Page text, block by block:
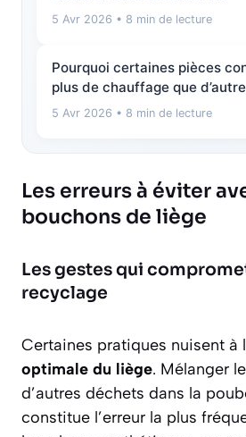
5 Avr 2026 • 8 min de lecture
Pourquoi certaines pièces
plus de chauffage que
5 Avr 2026 • 8 min de lecture
Les erreurs à éviter
bouchons de liège
Les gestes qui
recyclage
Certaines pratiques nuisent à
optimale du liège. Mélanger
d’autres déchets dans la
constitue l’erreur la plus